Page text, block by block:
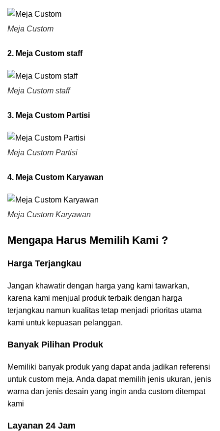
Meja Custom
2. Meja Custom staff
Meja Custom staff
3. Meja Custom Partisi
Meja Custom Partisi
4. Meja Custom Karyawan
Meja Custom Karyawan
Mengapa Harus Memilih Kami ?
Harga Terjangkau
Jangan khawatir dengan harga yang kami tawarkan,
karena kami menjual produk terbaik dengan harga
terjangkau namun kualitas tetap menjadi prioritas utama
kami untuk kepuasan pelanggan.
Banyak Pilihan Produk
Memiliki banyak produk yang dapat anda jadikan referensi
untuk custom meja. Anda dapat memilih jenis ukuran, jenis
warna dan jenis desain yang ingin anda custom ditempat
kami
Layanan 24 Jam